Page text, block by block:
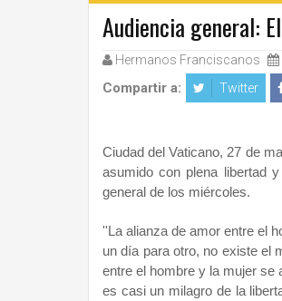
Audiencia general:
Hermanos Franciscanos
Compartir a: Twitter
Ciudad del Vaticano, 27 de
asumido con plena libertad
general de los miércoles.
''La alianza de amor entre el
un día para otro, no existe el
entre el hombre y la mujer se
es casi un milagro de la